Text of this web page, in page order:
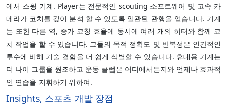
에서 스윙 기계. Player는 전문적인 scouting 소프트웨어 및 고속 카
메라가 코치를 깊이 분석 할 수 있도록 일관된 관행을 얻습니다. 기계
는 또한 다른 역, 증가 코칭 효율에 동시에 여러 개의 히터와 함께 코
치 작업을 할 수 있습니다. 그들의 목적 정확도 및 반복성은 인간적인
투수에 비해 기술 결함을 더 쉽게 식별할 수 있습니다. 휴대용 기계는
더 나이 그룹을 원조하고 운동 클럽은 어디에서든지와 언제나 효과적
인 연습을 지휘하기 위하여.
Insights, 스포츠 개발 장점